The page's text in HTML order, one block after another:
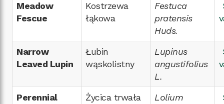
Meadow
Fescue
Kostrzewa
łąkowa
Festuca
pratensis
Huds.
Narrow
Leaved Lupin
Łubin
wąskolistny
Lupinus
angustifolius
L.
Perennial
Życica trwała
Lolium